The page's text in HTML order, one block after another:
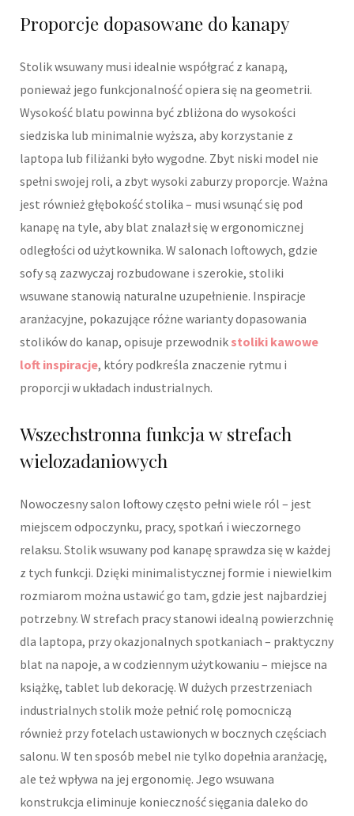
Proporcje dopasowane do kanapy
Stolik wsuwany musi idealnie współgrać z kanapą,
ponieważ jego funkcjonalność opiera się na geometrii.
Wysokość blatu powinna być zbliżona do wysokości
siedziska lub minimalnie wyższa, aby korzystanie z
laptopa lub filiżanki było wygodne. Zbyt niski model nie
spełni swojej roli, a zbyt wysoki zaburzy proporcje. Ważna
jest również głębokość stolika – musi wsunąć się pod
kanapę na tyle, aby blat znalazł się w ergonomicznej
odległości od użytkownika. W salonach loftowych, gdzie
sofy są zazwyczaj rozbudowane i szerokie, stoliki
wsuwane stanowią naturalne uzupełnienie. Inspiracje
aranżacyjne, pokazujące różne warianty dopasowania
stolików do kanap, opisuje przewodnik stoliki kawowe
loft inspiracje, który podkreśla znaczenie rytmu i
proporcji w układach industrialnych.
Wszechstronna funkcja w strefach
wielozadaniowych
Nowoczesny salon loftowy często pełni wiele ról – jest
miejscem odpoczynku, pracy, spotkań i wieczornego
relaksu. Stolik wsuwany pod kanapę sprawdza się w każdej
z tych funkcji. Dzięki minimalistycznej formie i niewielkim
rozmiarom można ustawić go tam, gdzie jest najbardziej
potrzebny. W strefach pracy stanowi idealną powierzchnię
dla laptopa, przy okazjonalnych spotkaniach – praktyczny
blat na napoje, a w codziennym użytkowaniu – miejsce na
książkę, tablet lub dekorację. W dużych przestrzeniach
industrialnych stolik może pełnić rolę pomocniczą
również przy fotelach ustawionych w bocznych częściach
salonu. W ten sposób mebel nie tylko dopełnia aranżację,
ale też wpływa na jej ergonomię. Jego wsuwana
konstrukcja eliminuje konieczność sięgania daleko do